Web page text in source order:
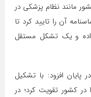
مانند نظام پزشکی در
آن را تایید کرد تا
داده و یک تشکل مستقل
افزود: با تشکیل
کشور تقویت کرد؛ در